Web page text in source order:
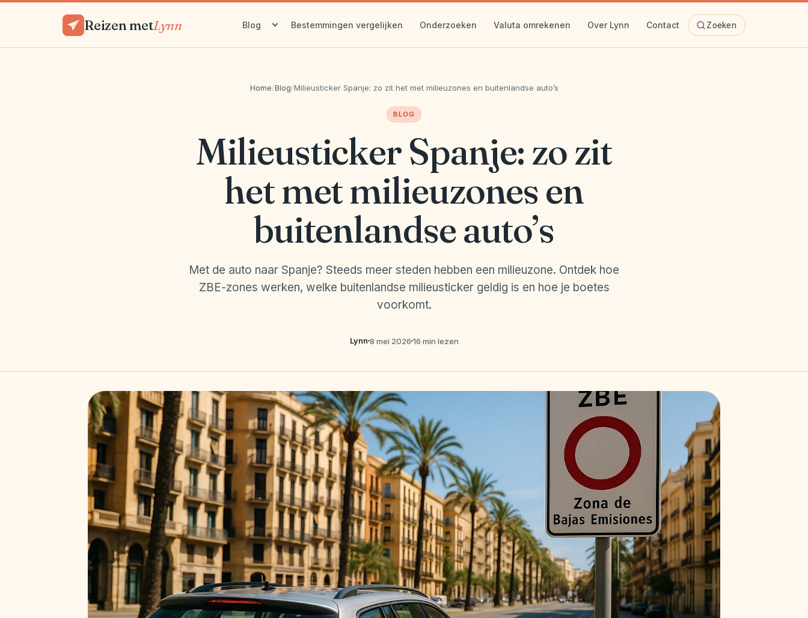
Reizen metLynn Blog Bestemmingen vergelijken Onderzoeken Valuta omrekenen Over Lynn Contact Zoeken
Home/Blog/Milieusticker Spanje: zo zit het met milieuzones en buitenlandse auto’s
BLOG
Milieusticker Spanje: zo zit
het met milieuzones en
buitenlandse auto’s
Met de auto naar Spanje? Steeds meer steden hebben een milieuzone. Ontdek hoe
ZBE-zones werken, welke buitenlandse milieusticker geldig is en hoe je boetes
voorkomt.
Lynn 8 mei 2026 16 min lezen